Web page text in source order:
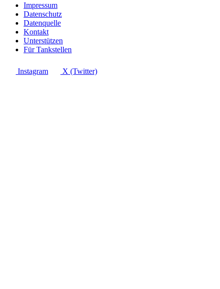
Impressum
Datenschutz
Datenquelle
Kontakt
Unterstützen
Für Tankstellen
Instagram X (Twitter)